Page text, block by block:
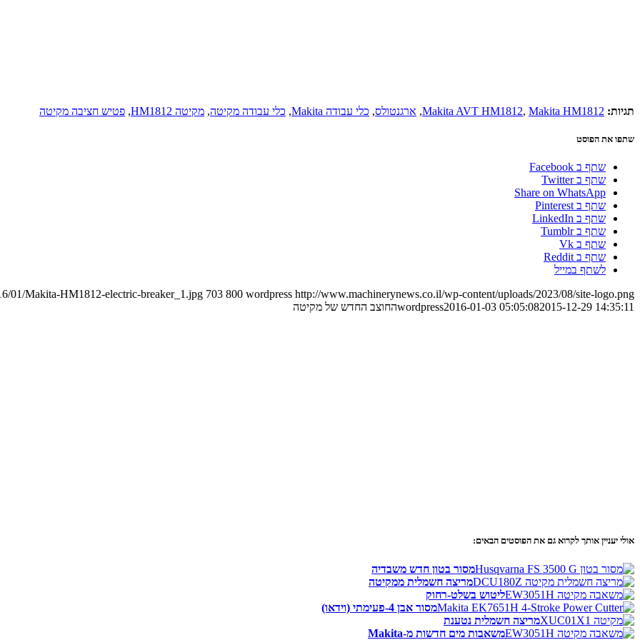
תגיות: Makita AVT HM1812, Makita HM1812
, ארגנטולס, כלי עבודה Makita , כלי עבודה מקיטה, מקיטה HM1812 , פטיש חציבה מקיטה
שתפו את הפוסט
שתף ב Facebook
שתף ב Twitter
Share on WhatsApp
שתף ב Pinterest
שתף ב LinkedIn
שתף ב Tumblr
שתף ב Vk
שתף ב Reddit
לשתף במייל
01/Makita-HM1812-electric-breaker_1.jpg 703 800 wordpress http://www.machinerynews.co.il/wp-content/uploads/2023/08/site-logo.png
wordpress2016-01-03 05:05:082015-12-29 14:35:11 החוצב החדש של מקיטה
אולי יעניין אותך לקרוא גם את הפוסטים הבאים:
מסור בטון חדש משבדיה
מריצה חשמלית ממקיטה
ליטוש בשלט-רחוק
מסור אבן 4-פעימתי (וידאו)
מריצה חשמלית נטענת
משאבות מים חדשות מ-Makita